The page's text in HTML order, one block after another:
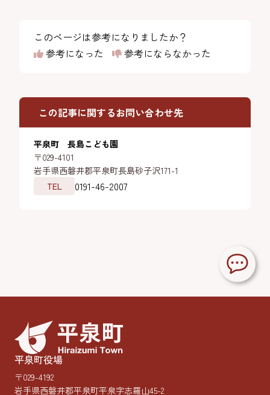
このページは参考になりましたか？
参考になった
参考にならなかった
この記事に関するお問い合わせ先
平泉町 長島こども園
〒029-4101
岩手県西磐井郡平泉町長島砂子沢171-1
TEL
0191-46-2007
平泉町役場
〒029-4192
岩手県西磐井郡平泉町平泉字志羅山45-2